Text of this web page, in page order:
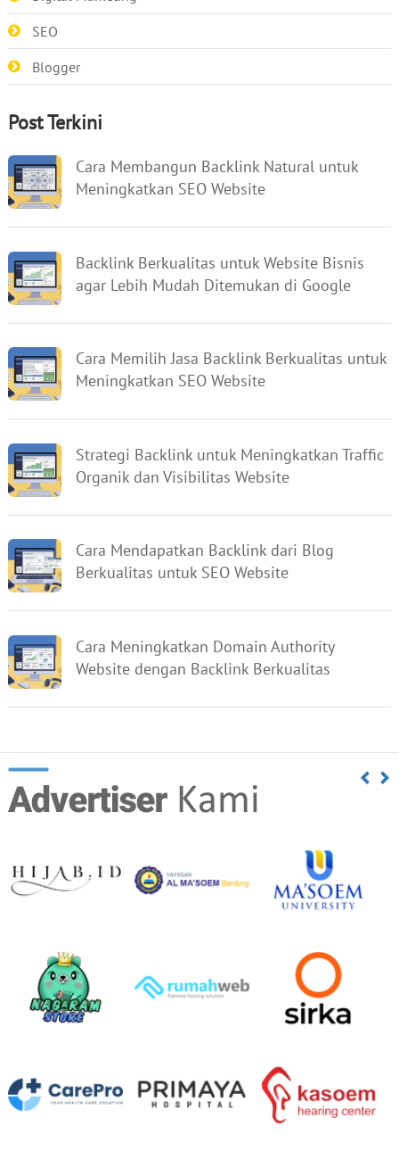
SEO
Blogger
Post Terkini
Cara Membangun Backlink Natural untuk
Meningkatkan SEO Website
Backlink Berkualitas untuk Website Bisnis
agar Lebih Mudah Ditemukan di Google
Cara Memilih Jasa Backlink Berkualitas untuk
Meningkatkan SEO Website
Strategi Backlink untuk Meningkatkan Traffic
Organik dan Visibilitas Website
Cara Mendapatkan Backlink dari Blog
Berkualitas untuk SEO Website
Cara Meningkatkan Domain Authority
Website dengan Backlink Berkualitas